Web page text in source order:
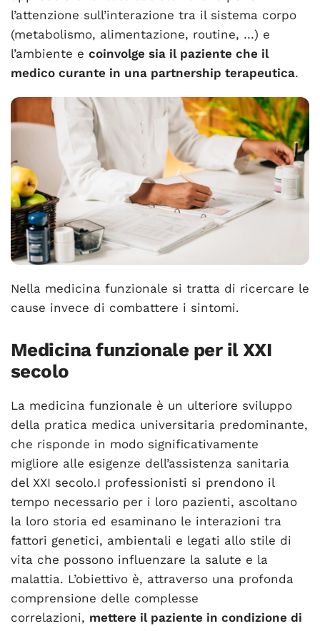
l’attenzione sull’interazione tra il sistema corpo
(metabolismo, alimentazione, routine, …) e
l’ambiente e coinvolge sia il paziente che il
medico curante in una partnership terapeutica.
Nella medicina funzionale si tratta di ricercare le
cause invece di combattere i sintomi.
Medicina funzionale per il XXI
secolo
La medicina funzionale è un ulteriore sviluppo
della pratica medica universitaria predominante,
che risponde in modo significativamente
migliore alle esigenze dell’assistenza sanitaria
del XXI secolo.I professionisti si prendono il
tempo necessario per i loro pazienti, ascoltano
la loro storia ed esaminano le interazioni tra
fattori genetici, ambientali e legati allo stile di
vita che possono influenzare la salute e la
malattia. L’obiettivo è, attraverso una profonda
comprensione delle complesse
correlazioni, mettere il paziente in condizione di